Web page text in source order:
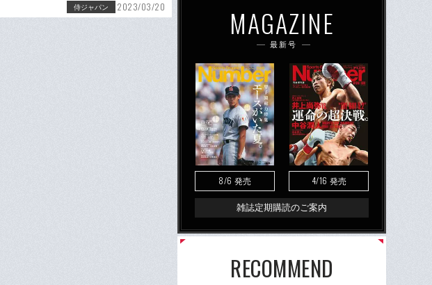
侍ジャパン 2023/03/20 MAGAZINE
最新号
8/6 発売 4/16 発売
雑誌定期購読のご案内
RECOMMEND